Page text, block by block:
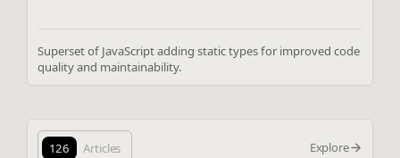
Superset of JavaScript adding static types for improved code
quality and maintainability.
126 Articles Explore